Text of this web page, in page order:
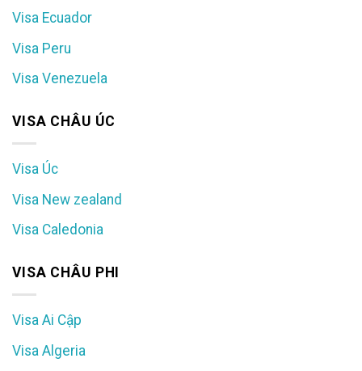
Visa Ecuador
Visa Peru
Visa Venezuela
VISA CHÂU ÚC
Visa Úc
Visa New zealand
Visa Caledonia
VISA CHÂU PHI
Visa Ai Cập
Visa Algeria